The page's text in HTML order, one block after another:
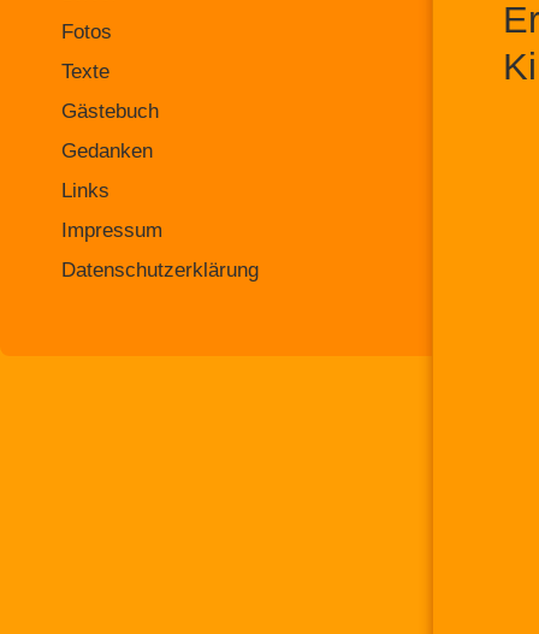
Fotos
Texte
Gästebuch
Gedanken
Links
Impressum
Datenschutzerklärung